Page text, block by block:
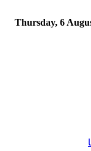
Thursday, 6